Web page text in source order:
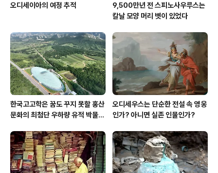
오디세이아의 여정 추적
9,500만년 전 스피노사우루스는
칼날 모양 머리 볏이 있었다
한국고고학은 꿈도 꾸지 못할 홍산
문화의 최첨단 우하량 유적 박물관
오디세우스는 단순한 전설 속 영웅
인가? 아니면 실존 인물인가?